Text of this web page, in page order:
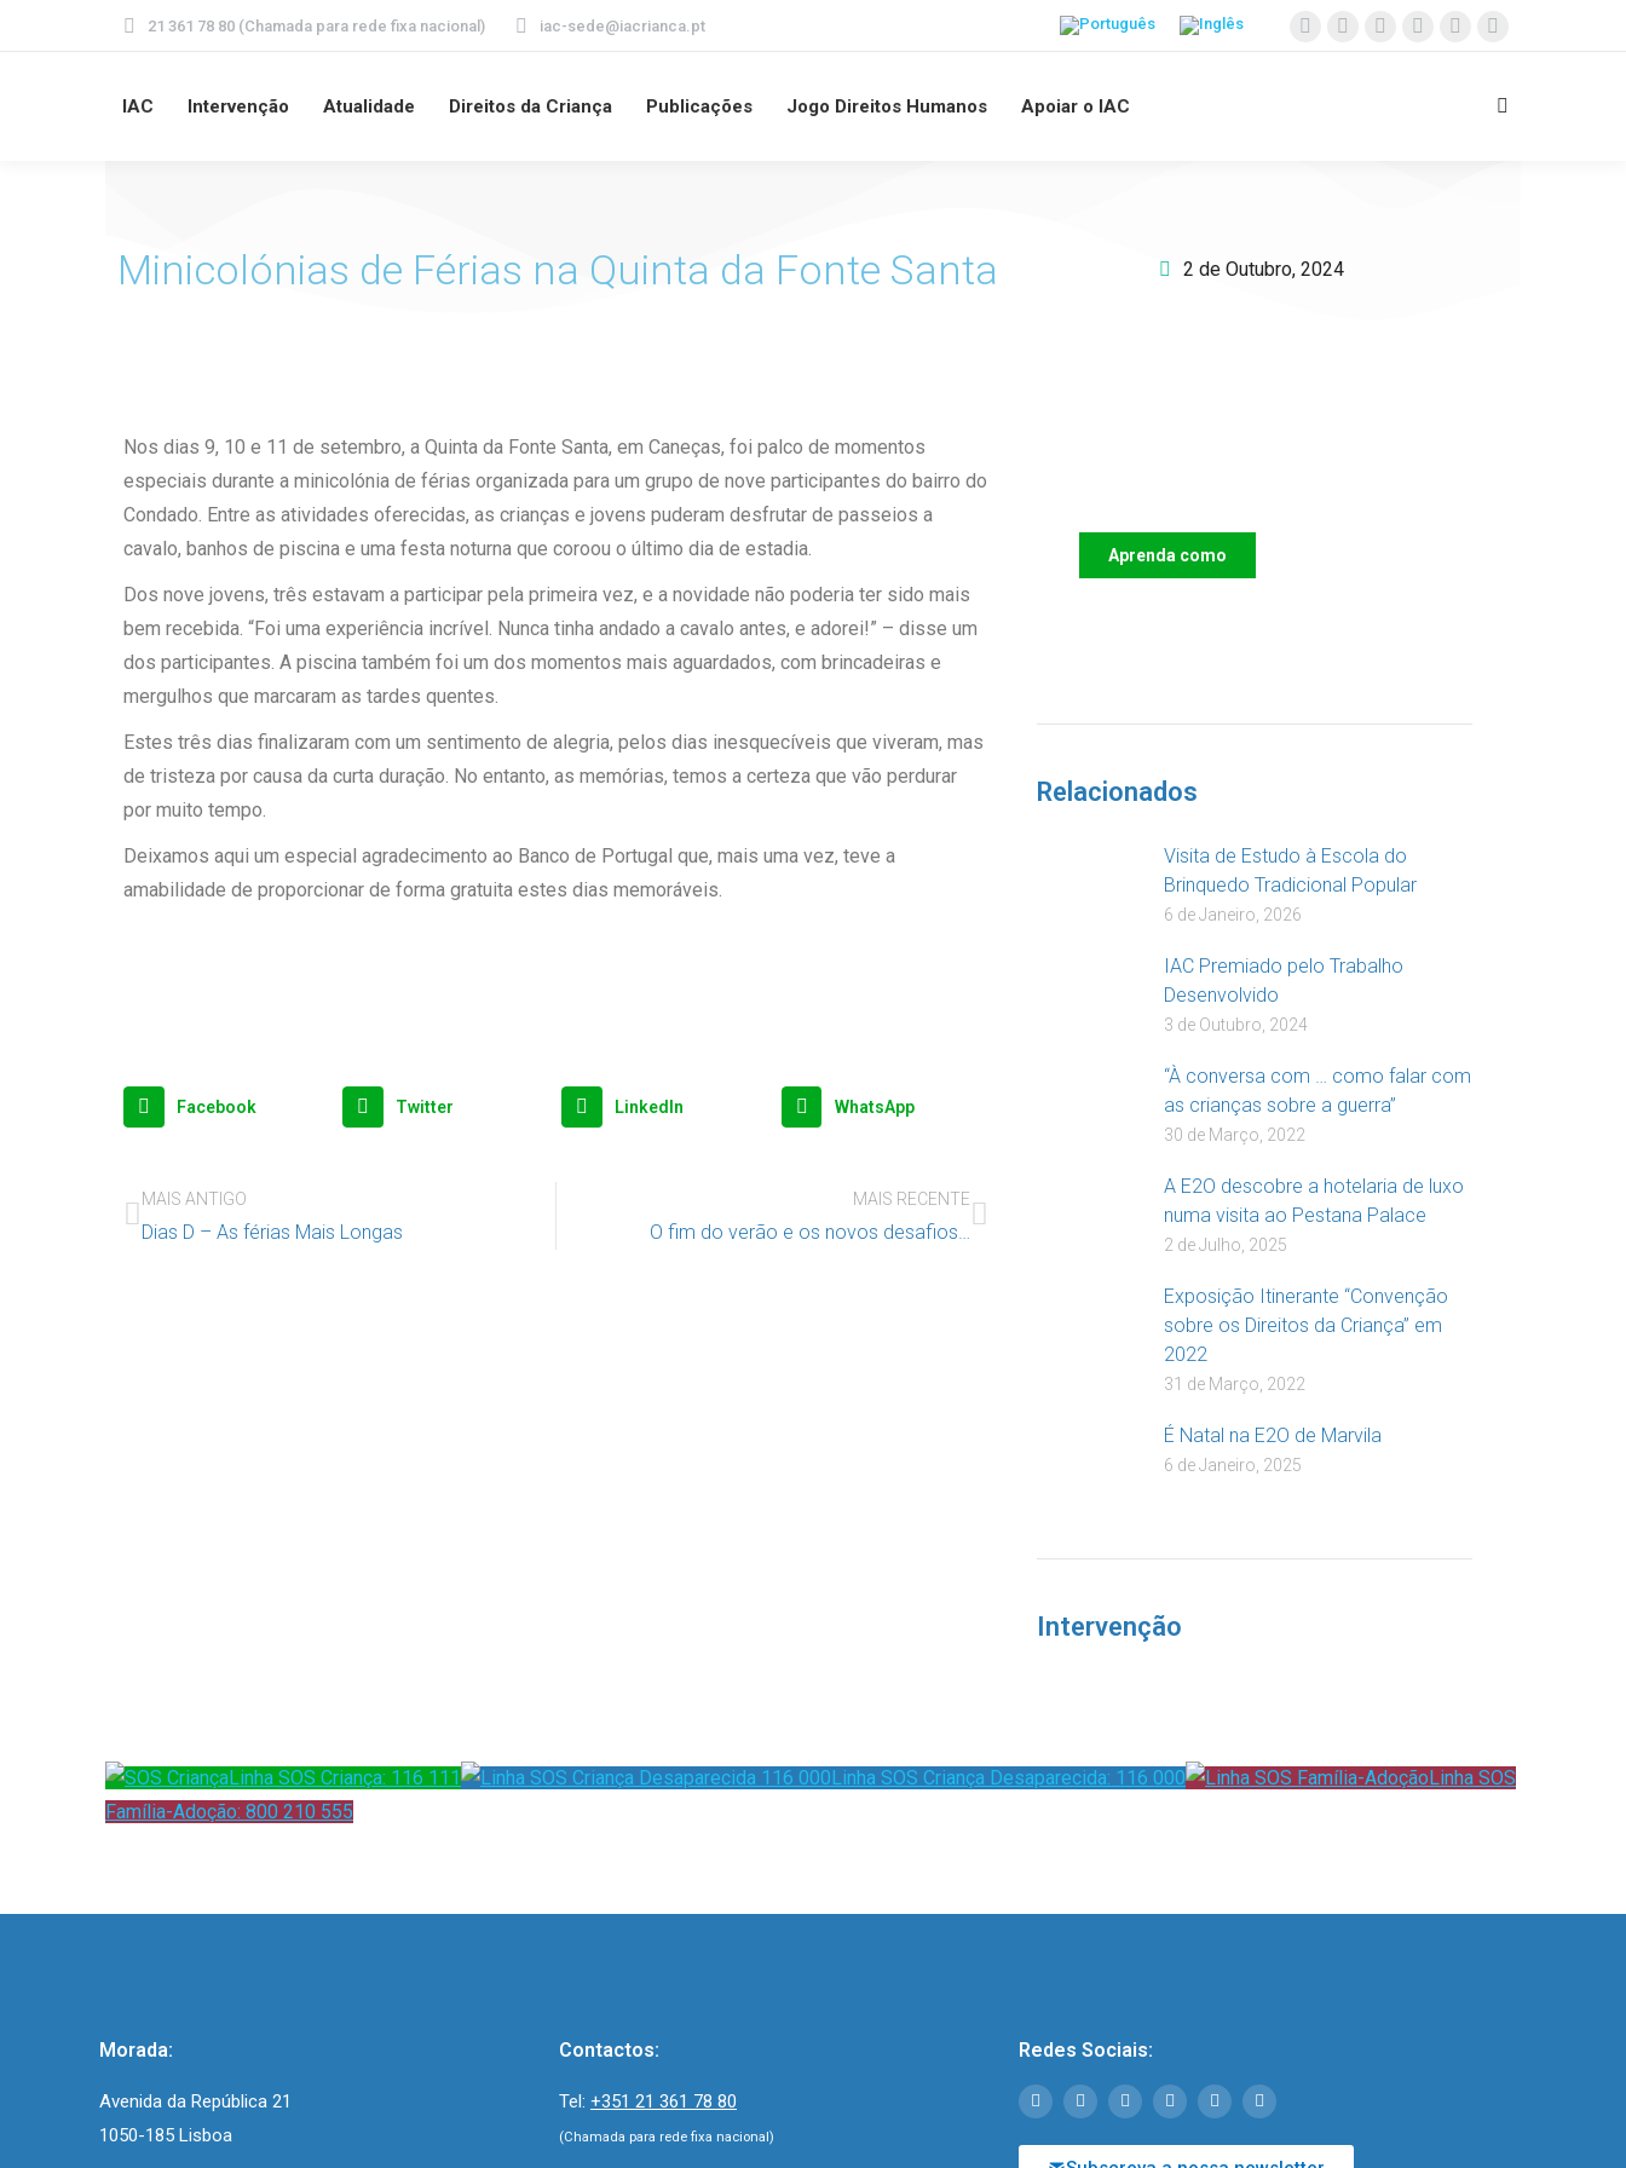
21 361 78 80 (Chamada para rede fixa nacional) iac-sede@iacrianca.pt
IAC Intervenção Atualidade Direitos da Criança Publicações Jogo Direitos Humanos Apoiar o IAC
Minicolónias de Férias na Quinta da Fonte Santa 2 de Outubro, 2024
Nos dias 9, 10 e 11 de setembro, a Quinta da Fonte Santa, em Caneças, foi palco de momentos
especiais durante a minicolónia de férias organizada para um grupo de nove participantes do bairro do
Condado. Entre as atividades oferecidas, as crianças e jovens puderam desfrutar de passeios a
cavalo, banhos de piscina e uma festa noturna que coroou o último dia de estadia.
Dos nove jovens, três estavam a participar pela primeira vez, e a novidade não poderia ter sido mais
bem recebida. “Foi uma experiência incrível. Nunca tinha andado a cavalo antes, e adorei!” – disse um
dos participantes. A piscina também foi um dos momentos mais aguardados, com brincadeiras e
mergulhos que marcaram as tardes quentes.
Estes três dias finalizaram com um sentimento de alegria, pelos dias inesquecíveis que viveram, mas
de tristeza por causa da curta duração. No entanto, as memórias, temos a certeza que vão perdurar
por muito tempo.
Deixamos aqui um especial agradecimento ao Banco de Portugal que, mais uma vez, teve a
amabilidade de proporcionar de forma gratuita estes dias memoráveis.
Facebook Twitter LinkedIn WhatsApp
MAIS ANTIGO
Dias D – As férias Mais Longas
MAIS RECENTE
O fim do verão e os novos desafios…
Aprenda como
Relacionados
Visita de Estudo à Escola do
Brinquedo Tradicional Popular
6 de Janeiro, 2026
IAC Premiado pelo Trabalho
Desenvolvido
3 de Outubro, 2024
“À conversa com … como falar com
as crianças sobre a guerra”
30 de Março, 2022
A E2O descobre a hotelaria de luxo
numa visita ao Pestana Palace
2 de Julho, 2025
Exposição Itinerante “Convenção
sobre os Direitos da Criança” em
2022
31 de Março, 2022
É Natal na E2O de Marvila
6 de Janeiro, 2025
Intervenção
Linha SOS Criança: 116 111 Linha SOS Criança Desaparecida: 116 000
Linha SOS
Família-Adoção: 800 210 555
Morada:
Avenida da República 21
1050-185 Lisboa
Contactos:
Tel: +351 21 361 78 80
(Chamada para rede fixa nacional)
Redes Sociais: